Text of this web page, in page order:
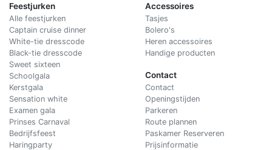
Feestjurken
Alle feestjurken
Captain cruise dinner
White-tie dresscode
Black-tie dresscode
Sweet sixteen
Schoolgala
Kerstgala
Sensation white
Examen gala
Prinses Carnaval
Bedrijfsfeest
Haringparty
Accessoires
Tasjes
Bolero's
Heren accessoires
Handige producten
Contact
Contact
Openingstijden
Parkeren
Route plannen
Paskamer Reserveren
Prijsinformatie